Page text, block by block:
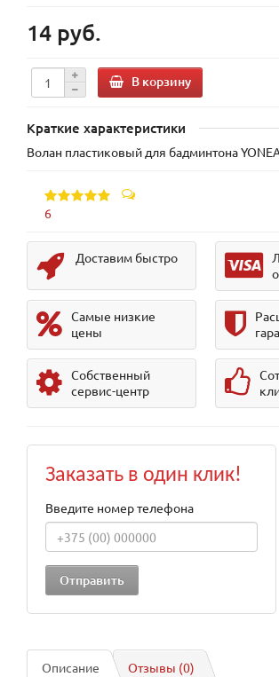
14 руб.
В корзину
Краткие характеристики
Волан пластиковый для бадминтона
6
Доставим быстро
Самые низкие
цены
Собственный
сервис-центр
Заказать в один клик!
Введите номер телефона
Описание Отзывы (0)